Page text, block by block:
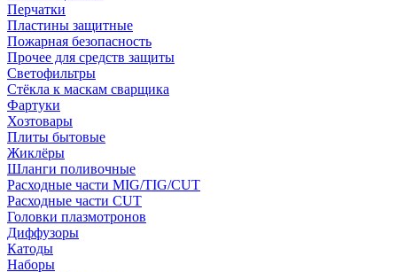
Перчатки
Пластины защитные
Пожарная безопасность
Прочее для средств защиты
Светофильтры
Стёкла к маскам сварщика
Фартуки
Хозтовары
Плиты бытовые
Жиклёры
Шланги поливочные
Расходные части MIG/TIG/CUT
Расходные части CUT
Головки плазмотронов
Диффузоры
Катоды
Наборы